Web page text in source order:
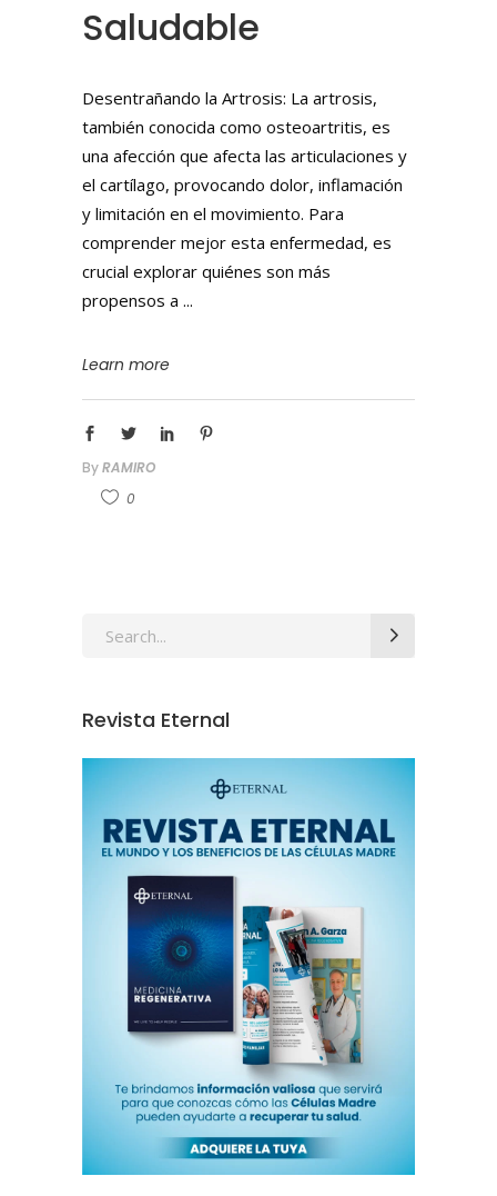
Saludable
Desentrañando la Artrosis: La artrosis,
también conocida como osteoartritis, es
una afección que afecta las articulaciones y
el cartílago, provocando dolor, inflamación
y limitación en el movimiento. Para
comprender mejor esta enfermedad, es
crucial explorar quiénes son más
propensos a
Learn more
ByRAMIRO
0
Revista Eternal